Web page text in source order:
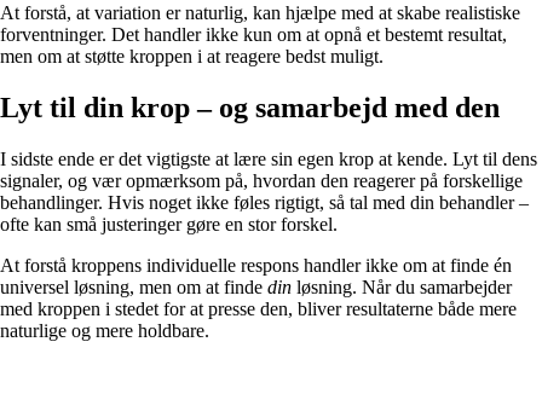
At forstå, at variation er naturlig, kan hjælpe med at skabe realistiske
forventninger. Det handler ikke kun om at opnå et bestemt resultat,
men om at støtte kroppen i at reagere bedst muligt.
Lyt til din krop – og samarbejd med den
I sidste ende er det vigtigste at lære sin egen krop at kende. Lyt til dens
signaler, og vær opmærksom på, hvordan den reagerer på forskellige
behandlinger. Hvis noget ikke føles rigtigt, så tal med din behandler –
ofte kan små justeringer gøre en stor forskel.
At forstå kroppens individuelle respons handler ikke om at finde én
universel løsning, men om at finde din løsning. Når du samarbejder
med kroppen i stedet for at presse den, bliver resultaterne både mere
naturlige og mere holdbare.